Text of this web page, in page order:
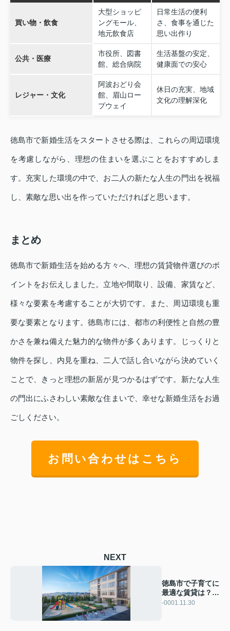
買い物・飲食
大型ショッピ
ングモール、
地元飲食店
日常生活の便利
さ、食事を通じた
思い出作り
公共・医療
市役所、図書
館、総合病院
生活基盤の安定、
健康面での安心
レジャー・文化
阿波おどり会
館、眉山ロー
プウェイ
休日の充実、地域
文化の理解深化
徳島市で新婚生活をスタートさせる際は、これらの周辺環境
を考慮しながら、理想の住まいを選ぶことをおすすめしま
す。充実した環境の中で、お二人の新たな人生の門出を祝福
し、素敵な思い出を作っていただければと思います。
まとめ
徳島市で新婚生活を始める方々へ、理想の賃貸物件選びのポ
イントをお伝えしました。立地や間取り、設備、家賃など、
様々な要素を考慮することが大切です。また、周辺環境も重
要な要素となります。徳島市には、都市の利便性と自然の豊
かさを兼ね備えた魅力的な物件が多くあります。じっくりと
物件を探し、内見を重ね、二人で話し合いながら決めていく
ことで、きっと理想の新居が見つかるはずです。新たな人生
の門出にふさわしい素敵な住まいで、幸せな新婚生活をお過
ごしください。
お問い合わせはこちら
NEXT
徳島市で子育てに
最適な賃貸は？
選び方のポイント
-0001.11.30